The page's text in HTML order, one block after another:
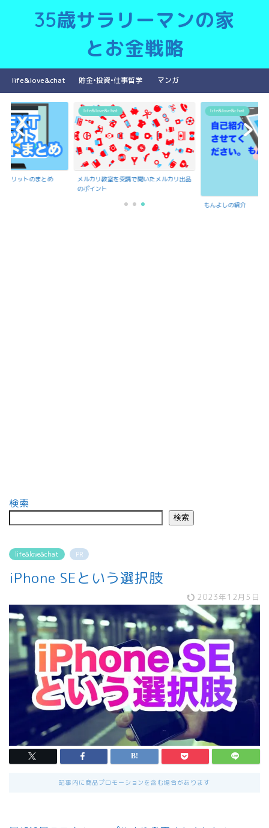
35歳サラリーマンの家
とお金戦略
life&love&chat 貯金•投資•仕事哲学 マンガ
メリットのまとめ
life&love&chat
メルカリ教室を受講で聞いたメルカリ出品
のポイント
life&love&chat
もんよしの紹介
検索
検索
life&love&chat PR
iPhone SEという選択肢
2023年12月5日
記事内に商品プロモーションを含む場合があります